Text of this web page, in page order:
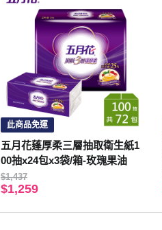
此商品免運
五月花蓬厚柔三層抽取衛生紙1
00抽x24包x3袋/箱-玫瑰果油
$1,437
$1,259